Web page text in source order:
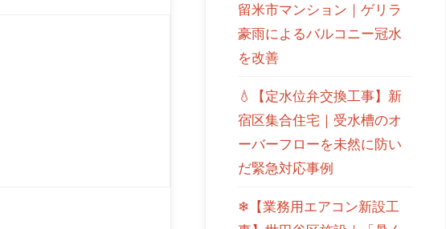
留米市マンション｜ゲリラ
豪雨によるバルコニー冠水
を改善
💧【定水位弁交換工事】新
宿区集合住宅｜受水槽のオ
ーバーフローを未然に防い
だ緊急対応事例
❄【業務用エアコン新設工